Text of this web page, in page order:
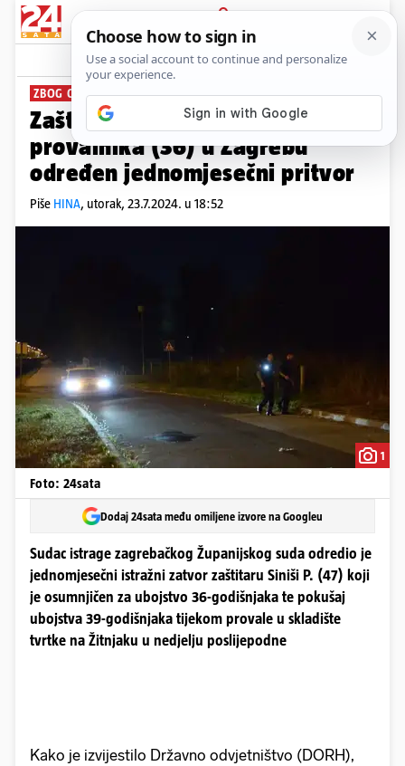
PRIJAVA
News Komentari
ZBOG OPASNOSTI
Zaštitaru (47) koji je usmrtio
provalnika (36) u Zagrebu
određen jednomjesečni pritvor
Piše HINA, utorak, 23.7.2024. u 18:52
1
Foto: 24sata
Dodaj 24sata među omiljene izvore na Googleu
Sudac istrage zagrebačkog Županijskog suda odredio je
jednomjesečni istražni zatvor zaštitaru Siniši P. (47) koji
je osumnjičen za ubojstvo 36-godišnjaka te pokušaj
ubojstva 39-godišnjaka tijekom provale u skladište
tvrtke na Žitnjaku u nedjelju poslijepodne
Kako je izvijestilo Državno odvjetništvo (DORH),